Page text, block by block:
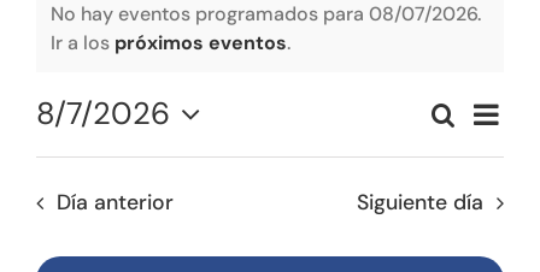
Agenda de cursos
Adaptación a la LOPD
No hay eventos programados para 08/07/2026.
Ir a los próximos eventos.
Buscar
vistas
de
Día
8/7/2026
Seleccionar
Día anterior Siguiente día